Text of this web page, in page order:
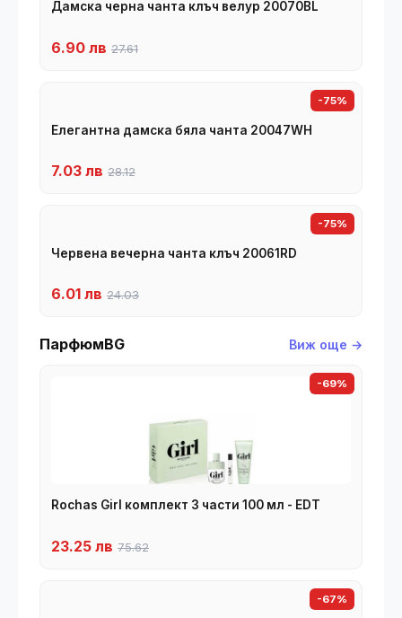
Дамска черна чанта клъч велур 20070BL
6.90 лв 27.61
-75%
Елегантна дамска бяла чанта 20047WH
7.03 лв 28.12
-75%
Червена вечерна чанта клъч 20061RD
6.01 лв 24.03
ПарфюмBG Виж още →
-69%
Rochas Girl комплект 3 части 100 мл - EDT
23.25 лв 75.62
-67%